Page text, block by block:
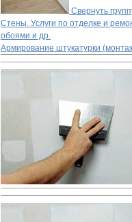
Свернуть
Стены. Услуги по отделке и
обоями и др.
Армирование штукатурки